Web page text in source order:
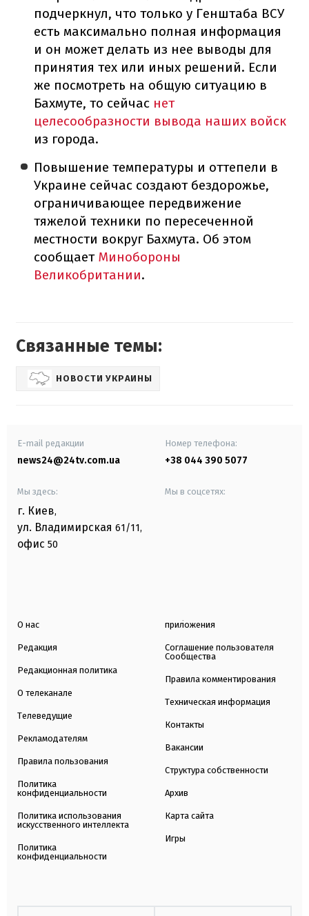
подчеркнул, что только у Генштаба ВСУ
есть максимально полная информация
и он может делать из нее выводы для
принятия тех или иных решений. Если
же посмотреть на общую ситуацию в
Бахмуте, то сейчас нет
целесообразности вывода наших войск
из города.
Повышение температуры и оттепели в
Украине сейчас создают бездорожье,
ограничивающее передвижение
тяжелой техники по пересеченной
местности вокруг Бахмута. Об этом
сообщаетМинобороны
Великобритании.
Связанные темы:
НОВОСТИ УКРАИНЫ
E-mail редакции
news24@24tv.com.ua
Номер телефона:
+38 044 390 5077
Мы здесь:
г. Киев,
ул. Владимирская 61/11,
офис 50
Мы в соцсетях:
О нас
Редакция
Редакционная политика
О телеканале
Телеведущие
Рекламодателям
Правила пользования
Политика
конфиденциальности
Политика использования
искусственного интеллекта
Политика
конфиденциальности
приложения
Соглашение пользователя
Сообщества
Правила комментирования
Техническая информация
Контакты
Вакансии
Структура собственности
Архив
Карта сайта
Игры